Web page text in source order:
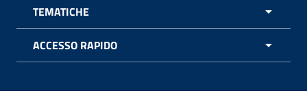
TEMATICHE
ACCESSO RAPIDO